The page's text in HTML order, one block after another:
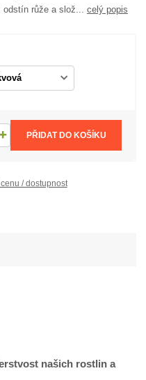
růže a slož... celý popis
PŘIDAT DO KOŠÍKU
/ dostupnost
našich rostlin a